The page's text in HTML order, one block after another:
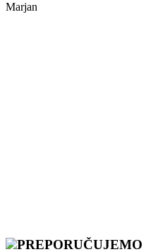
Marjan
PREPORUČUJEMO